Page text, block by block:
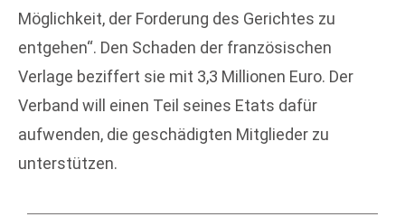
Möglichkeit, der Forderung des Gerichtes zu
entgehen“. Den Schaden der französischen
Verlage beziffert sie mit 3,3 Millionen Euro. Der
Verband will einen Teil seines Etats dafür
aufwenden, die geschädigten Mitglieder zu
unterstützen.